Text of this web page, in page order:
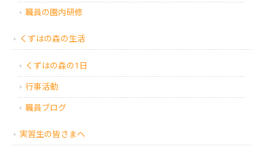
職員の園内研修
くずはの森の生活
くずはの森の1日
行事活動
職員ブログ
実習生の皆さまへ